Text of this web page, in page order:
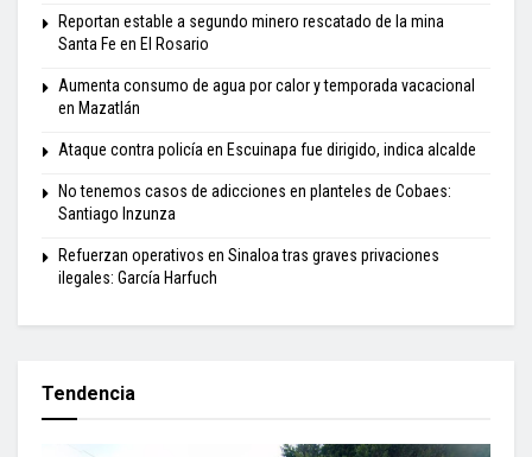
Reportan estable a segundo minero rescatado de la mina
Santa Fe en El Rosario
Aumenta consumo de agua por calor y temporada vacacional
en Mazatlán
Ataque contra policía en Escuinapa fue dirigido, indica alcalde
No tenemos casos de adicciones en planteles de Cobaes:
Santiago Inzunza
Refuerzan operativos en Sinaloa tras graves privaciones
ilegales: García Harfuch
Tendencia